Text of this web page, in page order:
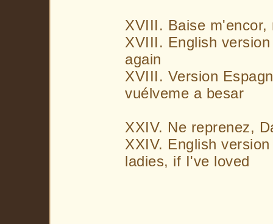
XVIII. Baise
XVIII. English
again
XVIII. Version
vuélveme a besar
XXIV. Ne reprenez,
XXIV. English
ladies, if I've loved